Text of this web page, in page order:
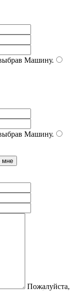
Машину.
Машину.
Пожалуйста,